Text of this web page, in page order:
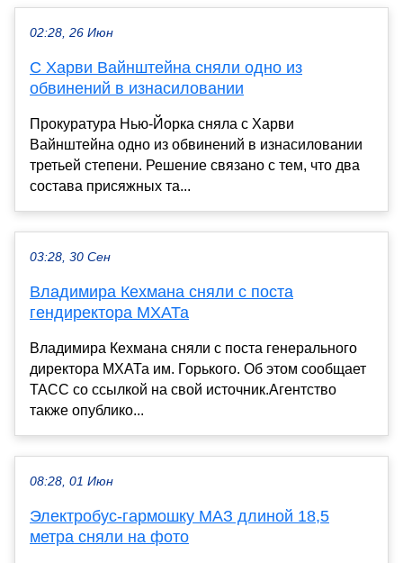
02:28, 26 Июн
С Харви Вайнштейна сняли одно из
обвинений в изнасиловании
Прокуратура Нью-Йорка сняла с Харви
Вайнштейна одно из обвинений в изнасиловании
третьей степени. Решение связано с тем, что два
состава присяжных та...
03:28, 30 Сен
Владимира Кехмана сняли с поста
гендиректора МХАТа
Владимира Кехмана сняли с поста генерального
директора МХАТа им. Горького. Об этом сообщает
ТАСС со ссылкой на свой источник.Агентство
также опублико...
08:28, 01 Июн
Электробус-гармошку МАЗ длиной 18,5
метра сняли на фото